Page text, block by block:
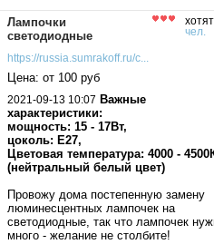
Лампочки
светодиодные
чел.
https://russia.sumrakoff.ru/c...
Цена: от 100 руб
2021-09-13 10:07 Важные
характеристики:
мощность: 15 - 17Вт,
цоколь: Е27,
Цветовая температура: 4000 -
(нейтральный белый цвет)
Провожу дома постепенную замену
люминесцентных лампочек на
светодиодные, так что лампочек
много - желание не столбите!